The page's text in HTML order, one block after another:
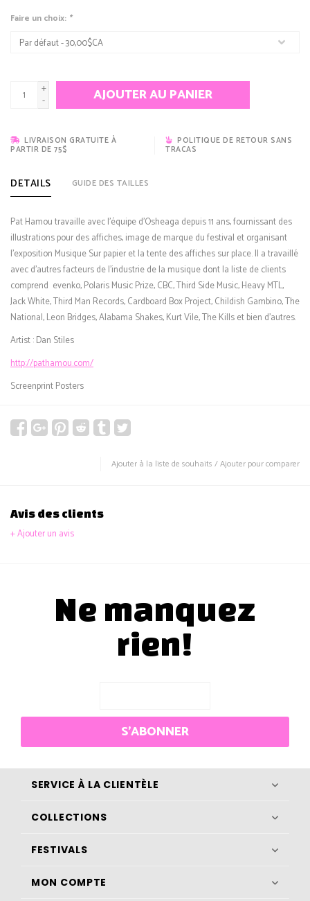
Faire un choix: *
+
-
AJOUTER AU PANIER
LIVRAISON GRATUITE À
PARTIR DE 75$
POLITIQUE DE RETOUR SANS
TRACAS
DETAILS GUIDE DES TAILLES
Pat Hamou travaille avec l’équipe d’Osheaga depuis 11 ans, fournissant des
illustrations pour des affiches, image de marque du festival et organisant
l’exposition Musique Sur papier et la tente des affiches sur place. Il a travaillé
avec d’autres facteurs de l’industrie de la musique dont la liste de clients
comprend evenko, Polaris Music Prize, CBC, Third Side Music, Heavy MTL,
Jack White, Third Man Records, Cardboard Box Project, Childish Gambino, The
National, Leon Bridges, Alabama Shakes, Kurt Vile, The Kills et bien d’autres.
Artist : Dan Stiles
http://pathamou.com/
Screenprint Posters
Ajouter à la liste de souhaits /Ajouter pour comparer
Avis des clients
+ Ajouter un avis
Ne manquez
rien!
S'ABONNER
SERVICE À LA CLIENTÈLE
COLLECTIONS
FESTIVALS
MON COMPTE